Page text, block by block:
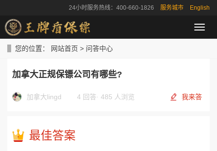
24小时服务热线：400-660-1826 服务城市 English
导
航
您的位置： 网站首页 > 问答中心
加拿大正规保镖公司有哪些?
加拿大lingd 4 回答· 485 人浏览 我来答
最佳答案